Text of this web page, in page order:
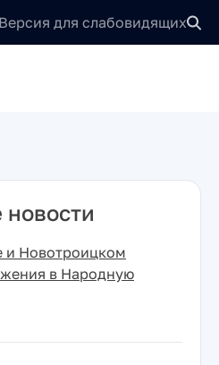
Версия для слабовидящих
и Новотроицком
в Народную